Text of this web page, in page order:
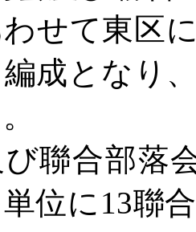
せて東区
成となり
聯合部落
位に13聯